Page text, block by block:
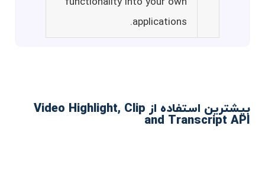
applications.
بیشترین استفاده از Video Highlight, Clip
and Transcript API